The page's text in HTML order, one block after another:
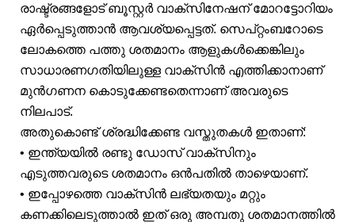
രാഷ്ട്രങ്ങളോട് ബൂസ്റ്റർ വാക്‌സിനേഷന് മോറട്ടോറിയം
ഏർപ്പെടുത്താൻ ആവശ്യപ്പെട്ടത്. സെപ്റ്റംബറോടെ
ലോകത്തെ പത്തു ശതമാനം ആളുകൾക്കെങ്കിലും
സാധാരണഗതിയിലുള്ള വാക്‌സിൻ എത്തിക്കാനാണ്
മുൻഗണന കൊടുക്കേണ്ടതെന്നാണ് അവരുടെ
നിലപാട്.
അതുകൊണ്ട് ശ്രദ്ധിക്കേണ്ട വസ്തുതകൾ ഇതാണ്:
• ഇന്ത്യയിൽ രണ്ടു ഡോസ് വാക്‌സിനും
എടുത്തവരുടെ ശതമാനം ഒൻപതിൽ താഴെയാണ്.
• ഇപ്പോഴത്തെ വാക്‌സിൻ ലഭ്യതയും മറ്റും
കണക്കിലെടുത്താൽ ഇത് ഒരു അമ്പതു ശതമാനത്തിൽ